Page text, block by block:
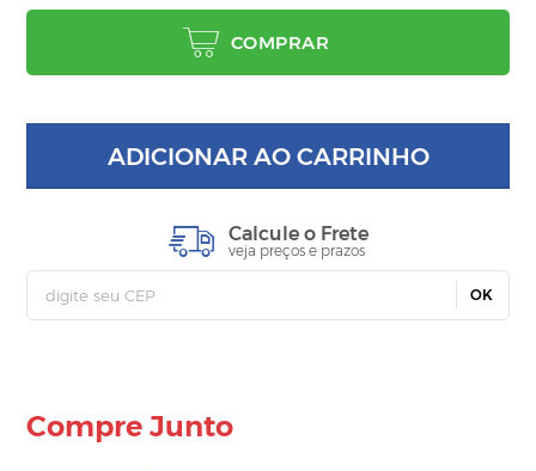
COMPRAR
ADICIONAR AO CARRINHO
Calcule o Frete
veja preços e prazos
OK
Compre Junto